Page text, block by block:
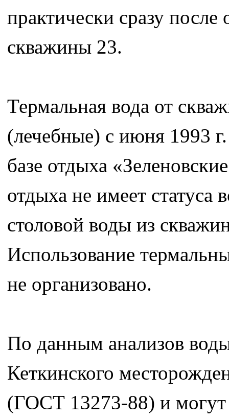
практически сразу
скважины 23.
Термальная вода от
(лечебные) с июня 1993
базе отдыха
отдыха не имеет статуса
столовой воды из
Использование
не организовано.
По данным анализов
Кеткинского
(ГОСТ 13273-88) и могут